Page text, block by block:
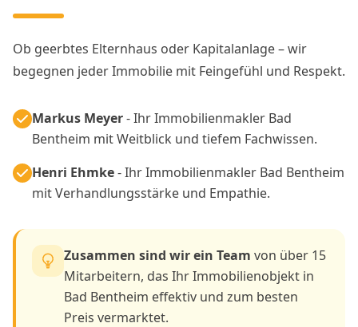
Ob geerbtes Elternhaus oder Kapitalanlage – wir
begegnen jeder Immobilie mit Feingefühl und Respekt.
Markus Meyer- Ihr Immobilienmakler Bad
Bentheim mit Weitblick und tiefem Fachwissen.
Henri Ehmke- Ihr Immobilienmakler Bad Bentheim
mit Verhandlungsstärke und Empathie.
Zusammen sind wir ein Team von über 15
Mitarbeitern, das Ihr Immobilienobjekt in
Bad Bentheim effektiv und zum besten
Preis vermarktet.